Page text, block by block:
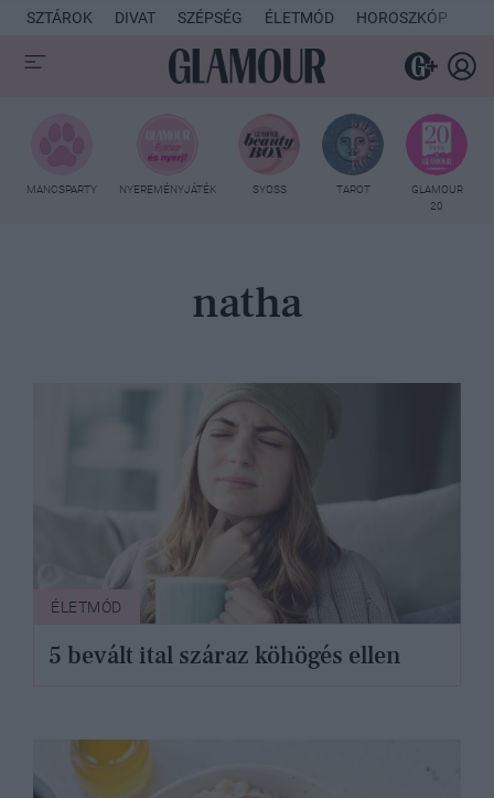
SZTÁROK DIVAT SZÉPSÉG ÉLETMÓD HOROSZKÓP
MANCSPARTY NYEREMÉNYJÁTÉK SYOSS TAROT
GLAMOUR
20
natha
ÉLETMÓD
5 bevált ital száraz köhögés ellen